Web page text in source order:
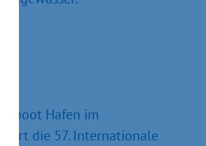
Hafen im
die 57. Internationale